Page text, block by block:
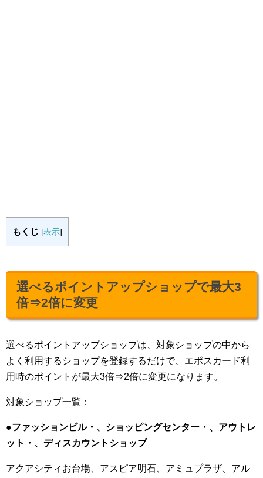
もくじ [表示]
選べるポイントアップショップで最大3
倍⇒2倍に変更
選べるポイントアップショップは、対象ショップの中から
よく利用するショップを登録するだけで、エポスカード利
用時のポイントが最大3倍⇒2倍に変更になります。
対象ショップ一覧：
●ファッションビル・、ショッピングセンター・、アウトレ
ット・、ディスカウントショップ
アクアシティお台場、アスピア明石、アミュプラザ、アル